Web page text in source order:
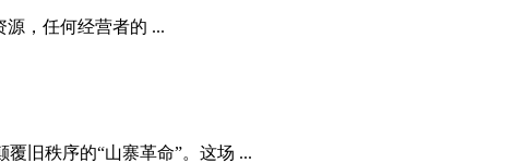
，任何经营者的 ...
旧秩序的“山寨革命”。这场 ...